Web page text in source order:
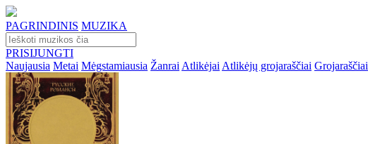
PAGRINDINIS MUZIKA
PRISIJUNGTI
Naujausia Metai Mėgstamiausia Žanrai Atlikėjai Atlikėjų grojaraščiai Grojaraščiai